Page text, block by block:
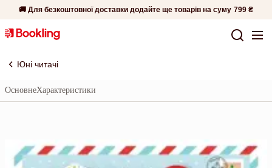
🚚 Для безкоштовної доставки додайте ще товарів на суму 799 ₴
Юні читачі
ОсновнеХарактеристики